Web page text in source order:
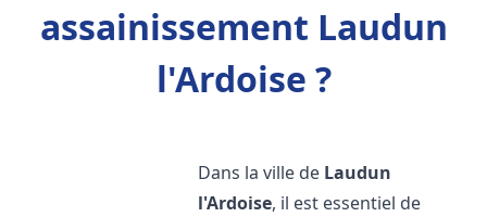
assainissement Laudun
l'Ardoise ?
Dans la ville de Laudun
l'Ardoise, il est essentiel de